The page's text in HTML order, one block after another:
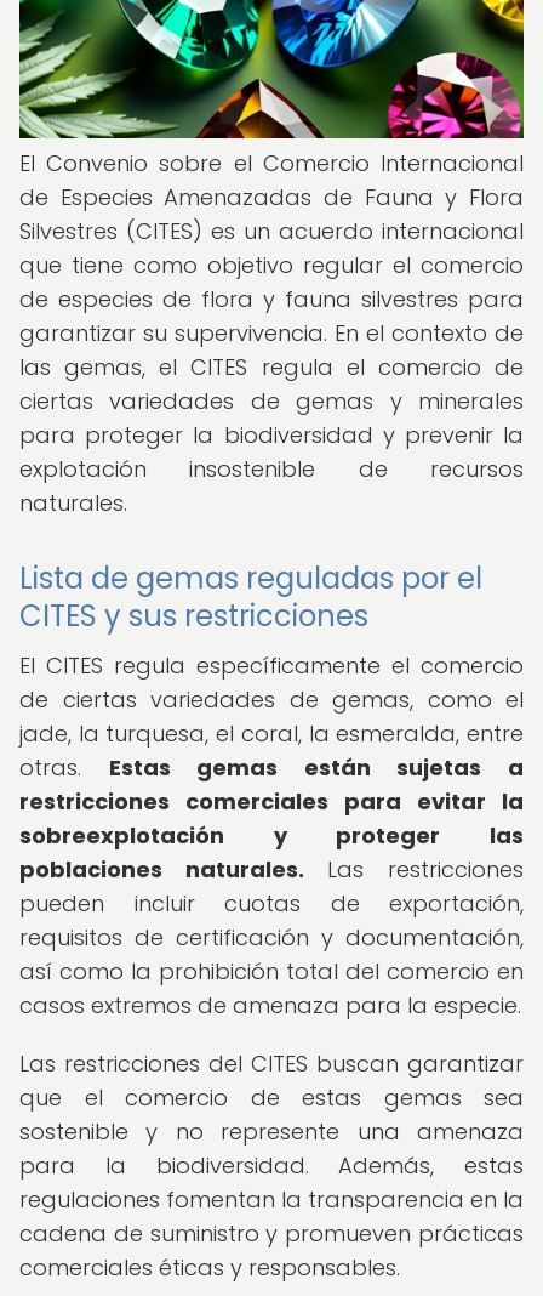
El Convenio sobre el Comercio Internacional
de Especies Amenazadas de Fauna y Flora
Silvestres (CITES) es un acuerdo internacional
que tiene como objetivo regular el comercio
de especies de flora y fauna silvestres para
garantizar su supervivencia. En el contexto de
las gemas, el CITES regula el comercio de
ciertas variedades de gemas y minerales
para proteger la biodiversidad y prevenir la
explotación insostenible de recursos
naturales.
Lista de gemas reguladas por el
CITES y sus restricciones
El CITES regula específicamente el comercio
de ciertas variedades de gemas, como el
jade, la turquesa, el coral, la esmeralda, entre
otras. Estas gemas están sujetas a
restricciones comerciales para evitar la
sobreexplotación y proteger las
poblaciones naturales. Las restricciones
pueden incluir cuotas de exportación,
requisitos de certificación y documentación,
así como la prohibición total del comercio en
casos extremos de amenaza para la especie.
Las restricciones del CITES buscan garantizar
que el comercio de estas gemas sea
sostenible y no represente una amenaza
para la biodiversidad. Además, estas
regulaciones fomentan la transparencia en la
cadena de suministro y promueven prácticas
comerciales éticas y responsables.